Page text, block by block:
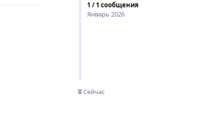
1 /1 сообщения
Январь 2026
Сейчас